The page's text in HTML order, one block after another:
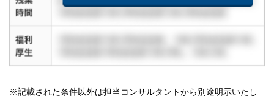
※記載された条件以外は担当コンサルタントから別途明示いたし